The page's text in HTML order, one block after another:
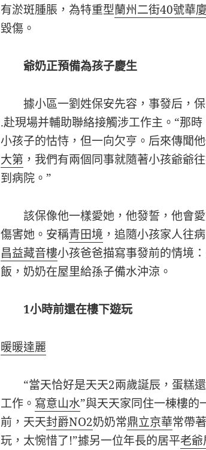
有淤斑腫脹，為特重型蘭州二街40號華
毀傷。
爺奶正預備為孩子慶生
據小區一劉姓保安先容，事發后，保
.赴現場并輔助聯絡接觸涉工作主。“那
小孩子的怙恃，但一向欠亨。后來傳聞
大第 ，我們有兩個同事就隨著小孩爺爺
到病院。”
該保像他一樣愛她，他發誓，他會愛
傷害她。安稱青田境 ，追隨小孩家人往
昌益藏音樓小孩爸爸描寫事發前的情境
飯，奶奶在屋里給孫子備水沖涼。
1小時前還在樓下遊玩
暖暖達麗
“當天恰好是天天2兩歲誕辰，蛋糕還
工作。 寫意山水”與天天家同住一棟樓的
前，天天封爵NO2奶奶常鼎立京華常帶
玩，太惋惜了!”據另一位年長的居平老